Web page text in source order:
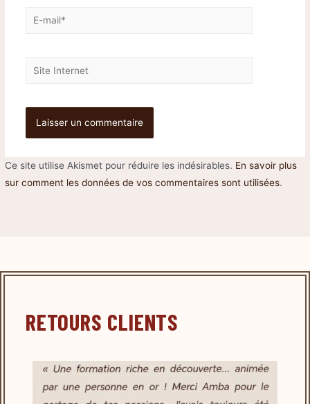
Ce site utilise Akismet pour réduire les indésirables. En savoir plus
sur comment les données de vos commentaires sont utilisées.
RETOURS CLIENTS